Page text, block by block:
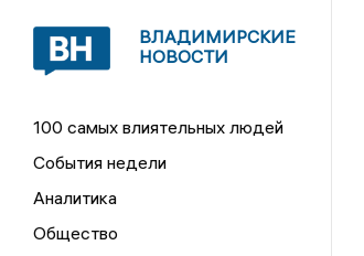
ВЛАДИМИРСКИЕ
НОВОСТИ
100 самых влиятельных людей
События недели
Аналитика
Общество